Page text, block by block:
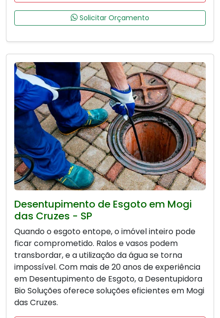
Solicitar Orçamento
Desentupimento de Esgoto em Mogi
das Cruzes - SP
Quando o esgoto entope, o imóvel inteiro pode
ficar comprometido. Ralos e vasos podem
transbordar, e a utilização da água se torna
impossível. Com mais de 20 anos de experiência
em Desentupimento de Esgoto, a Desentupidora
Bio Soluções oferece soluções eficientes em Mogi
das Cruzes.